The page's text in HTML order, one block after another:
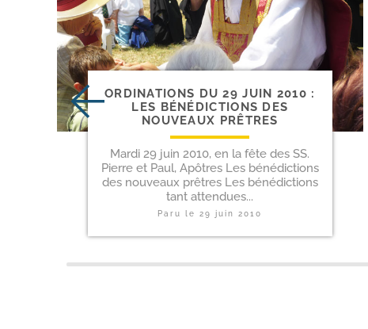
ORDINATIONS DU 29 JUIN 2010 :
LES BÉNÉDICTIONS DES
NOUVEAUX PRÊTRES
Mardi 29 juin 2010, en la fête des SS.
Pierre et Paul, Apôtres Les bénédictions
des nouveaux prêtres Les bénédictions
tant attendues...
Paru le29 juin 2010